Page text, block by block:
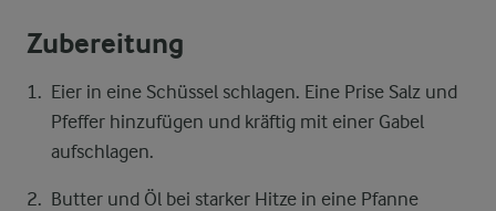
Zubereitung
Eier in eine Schüssel schlagen. Eine Prise Salz und
Pfeffer hinzufügen und kräftig mit einer Gabel
aufschlagen.
Butter und Öl bei starker Hitze in eine Pfanne